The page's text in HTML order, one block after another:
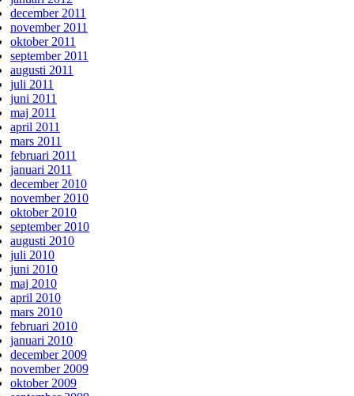
december 2011
november 2011
oktober 2011
september 2011
augusti 2011
juli 2011
juni 2011
maj 2011
april 2011
mars 2011
februari 2011
januari 2011
december 2010
november 2010
oktober 2010
september 2010
augusti 2010
juli 2010
juni 2010
maj 2010
april 2010
mars 2010
februari 2010
januari 2010
december 2009
november 2009
oktober 2009